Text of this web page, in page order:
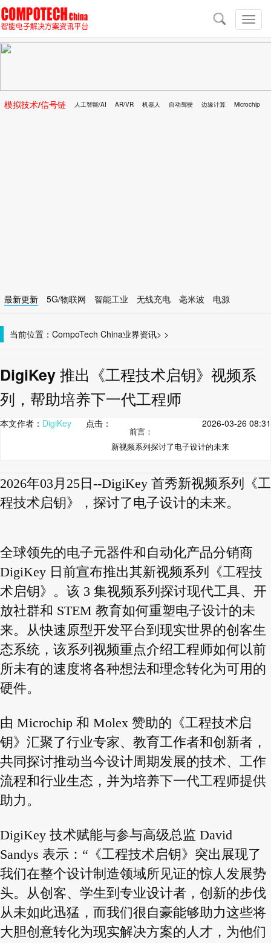
切
换
导
导
航
模拟技术/信号链 人工智能/AI AR/VR 机器人 自动驾驶 边缘计算 Microchip
最新更新 5G/物联网 智能工业 无线充电 毫米波
电源
当前位置： CompoTech China >
业界资讯 >
DigiKey 推出《工程技术启钥》视频系
列，帮助培养下一代工程师
本文作者： DigiKey 点击： 2026-03-26 08:31
前言：
新视频系列探讨了电子设计的未来
2026年03月25日--DigiKey 首秀新视频系列《工
程技术启钥》，探讨了电子设计的未来。
全球领先的电子元器件和自动化产品分销商
DigiKey 日前宣布推出其新视频系列《工程技
术启钥》。该 3 集视频系列探讨现代工具、开
放社群和 STEM 教育如何重塑电子设计的未
来。从快速原型开发平台到现实世界的创客生
态系统，该系列视频重点介绍工程师如何以前
所未有的速度将各种想法和理念转化为可用的
硬件。
由 Microchip 和 Molex 赞助的《工程技术启
钥》汇聚了行业专家、教育工作者和创新者，
共同探讨推动当今设计周期发展的技术、工作
流程和行业生态，并为培养下一代工程师提供
助力。
DigiKey 技术赋能与参与高级总监 David
Sandys 表示：“《工程技术启钥》突出展现了
我们在整个设计制造领域所见证的惊人发展势
头。从创客、学生到专业设计者，创新的步伐
从未如此迅猛，而我们很自豪能够助力这些将
大胆创意转化为现实解决方案的人才，为他们